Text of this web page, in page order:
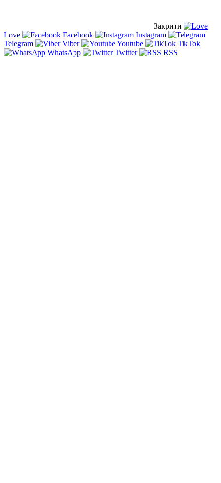
Закрити
Love
Facebook
Instagram
Telegram
Viber Youtube
TikTok
WhatsApp
Twitter RSS